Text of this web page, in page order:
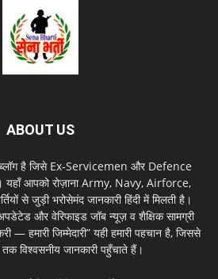
ABOUT US
है जिसे Ex‑Servicemen और Defence
आपको रोज़ाना Army, Navy, Airforce,
से जुड़ी भरोसेमंद जानकारी हिंदी में मिलती है।
और वेरिफाइड जॉब न्यूज़ व शैक्षिक सामग्री
— हमारी जिम्मेदारी” यही हमारी पहचान है, जिससे
विश्वसनीय जानकारी पहुँचाते हैं।